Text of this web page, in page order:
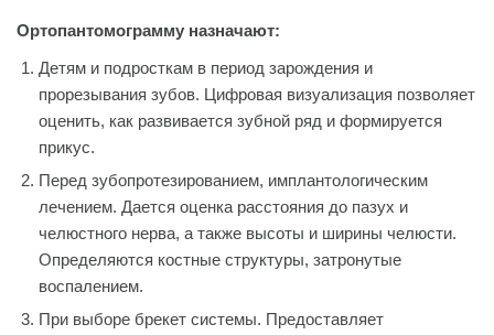
Ортопантомограмму назначают:
Детям и подросткам в период зарождения и
прорезывания зубов. Цифровая визуализация позволяет
оценить, как развивается зубной ряд и формируется
прикус.
Перед зубопротезированием, имплантологическим
лечением. Дается оценка расстояния до пазух и
челюстного нерва, а также высоты и ширины челюсти.
Определяются костные структуры, затронутые
воспалением.
При выборе брекет системы. Предоставляет